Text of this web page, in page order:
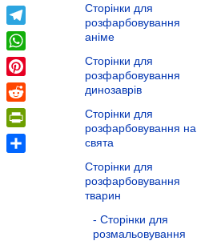
Сторінки для
розфарбовування
аніме
Сторінки для
розфарбовування
динозаврів
Сторінки для
розфарбовування на
свята
Сторінки для
розфарбовування
тварин
Сторінки для
розмальовування
X
Telegram
WhatsApp
Pinterest
Reddit
PrintFriendly